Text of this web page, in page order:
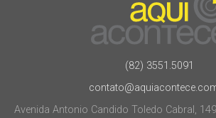
(82) 3551.5091
Avenida Antonio Candido Toledo Cabral,